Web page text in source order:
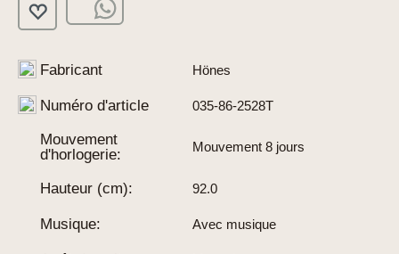
Fabricant Hönes
Numéro d'article 035-86-2528T
Mouvement
d'horlogerie:
Mouvement 8 jours
Hauteur (cm): 92.0
Musique: Avec musique